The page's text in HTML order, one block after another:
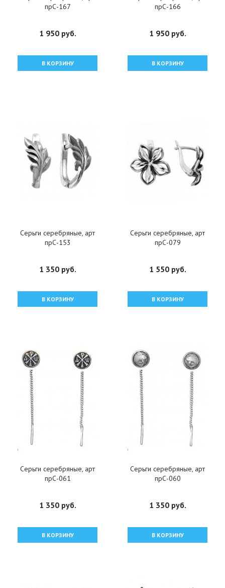
прС-167
1 950 руб.
В КОРЗИНУ
прС-166
1 950 руб.
В КОРЗИНУ
Серьги серебряные, арт
прС-153
1 350 руб.
В КОРЗИНУ
Серьги серебряные, арт
прС-079
1 550 руб.
В КОРЗИНУ
Серьги серебряные, арт
прС-061
1 350 руб.
В КОРЗИНУ
Серьги серебряные, арт
прС-060
1 350 руб.
В КОРЗИНУ